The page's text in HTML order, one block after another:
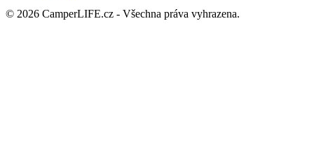
© 2026 CamperLIFE.cz - Všechna práva vyhrazena.